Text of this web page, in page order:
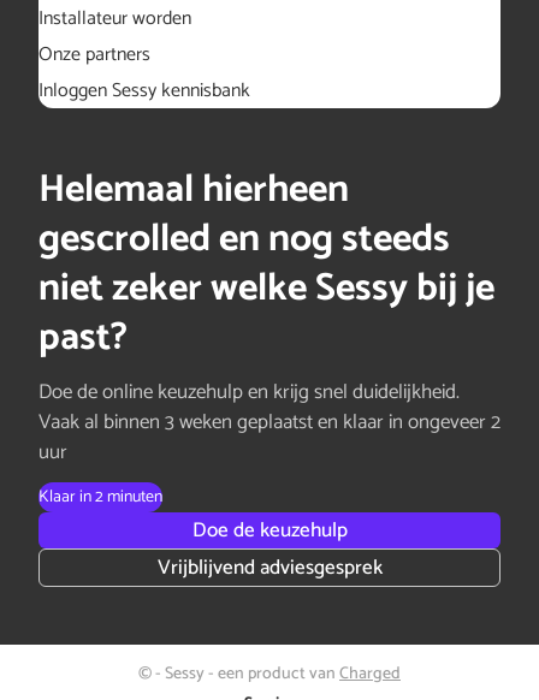
Installateur worden
Onze partners
Inloggen Sessy kennisbank
Helemaal hierheen
gescrolled en nog steeds
niet zeker welke Sessy bij je
past?
Doe de online keuzehulp en krijg snel duidelijkheid.
Vaak al binnen 3 weken geplaatst en klaar in ongeveer 2
uur
Klaar in 2 minuten
Doe de keuzehulp
Vrijblijvend adviesgesprek
© - Sessy - een product vanCharged